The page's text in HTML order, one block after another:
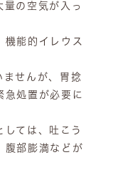
の空気が入っ
機能的イレウス
ませんが、胃捻
急処置が必要に
ては、吐こう
腹部膨満などが